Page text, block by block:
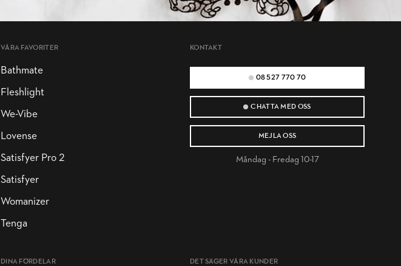
KONTAKT
08 527 770 70
CHATTA MED OSS
MEJLA OSS
Måndag - Fredag 10-17
VÅRA FAVORITER
Bathmate
Fleshlight
We-Vibe
Lovense
Satisfyer Pro 2
Satisfyer
Womanizer
Tenga
DINA FÖRDELAR DET SÄGER VÅRA KUNDER